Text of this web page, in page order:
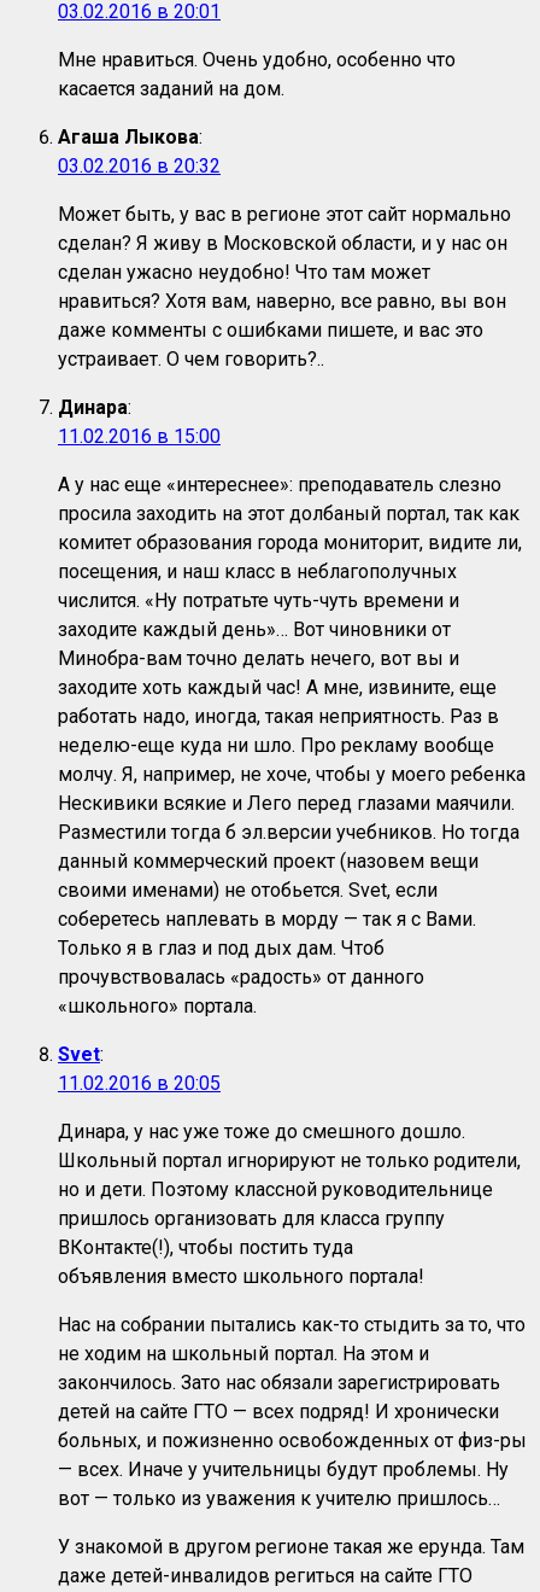
03.02.2016 в 20:01
Мне нравиться. Очень удобно, особенно что
касается заданий на дом.
Агаша Лыкова:
03.02.2016 в 20:32
Может быть, у вас в регионе этот сайт нормально
сделан? Я живу в Московской области, и у нас он
сделан ужасно неудобно! Что там может
нравиться? Хотя вам, наверно, все равно, вы вон
даже комменты с ошибками пишете, и вас это
устраивает. О чем говорить?..
Динара:
11.02.2016 в 15:00
А у нас еще «интереснее»: преподаватель слезно
просила заходить на этот долбаный портал, так как
комитет образования города мониторит, видите ли,
посещения, и наш класс в неблагополучных
числится. «Ну потратьте чуть-чуть времени и
заходите каждый день»… Вот чиновники от
Минобра-вам точно делать нечего, вот вы и
заходите хоть каждый час! А мне, извините, еще
работать надо, иногда, такая неприятность. Раз в
неделю-еще куда ни шло. Про рекламу вообще
молчу. Я, например, не хоче, чтобы у моего ребенка
Нескивики всякие и Лего перед глазами маячили.
Разместили тогда б эл.версии учебников. Но тогда
данный коммерческий проект (назовем вещи
своими именами) не отобьется. Svet, если
соберетесь наплевать в морду — так я с Вами.
Только я в глаз и под дых дам. Чтоб
прочувствовалась «радость» от данного
«школьного» портала.
Svet:
11.02.2016 в 20:05
Динара, у нас уже тоже до смешного дошло.
Школьный портал игнорируют не только родители,
но и дети. Поэтому классной руководительнице
пришлось организовать для класса группу
ВКонтакте(!), чтобы постить туда
объявления вместо школьного портала!
Нас на собрании пытались как-то стыдить за то, что
не ходим на школьный портал. На этом и
закончилось. Зато нас обязали зарегистрировать
детей на сайте ГТО — всех подряд! И хронически
больных, и пожизненно освобожденных от физ-ры
— всех. Иначе у учительницы будут проблемы. Ну
вот — только из уважения к учителю пришлось…
У знакомой в другом регионе такая же ерунда. Там
даже детей-инвалидов региться на сайте ГТО